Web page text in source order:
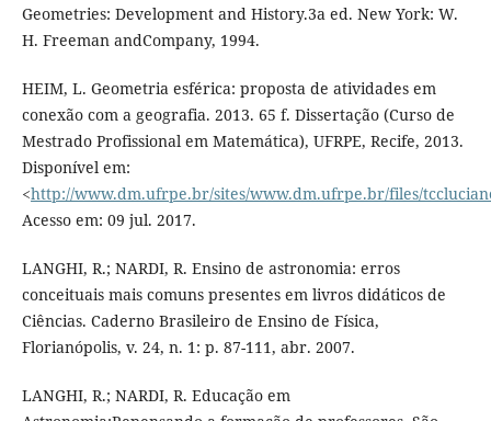
Geometries: Development and History.3a ed. New York: W.
H. Freeman andCompany, 1994.
HEIM, L. Geometria esférica: proposta de atividades em
conexão com a geografia. 2013. 65 f. Dissertação (Curso de
Mestrado Profissional em Matemática), UFRPE, Recife, 2013.
Disponível em:
<http://www.dm.ufrpe.br/sites/www.dm.ufrpe.br/files/
Acesso em: 09 jul. 2017.
LANGHI, R.; NARDI, R. Ensino de astronomia: erros
conceituais mais comuns presentes em livros didáticos de
Ciências. Caderno Brasileiro de Ensino de Física,
Florianópolis, v. 24, n. 1: p. 87-111, abr. 2007.
LANGHI, R.; NARDI, R. Educação em